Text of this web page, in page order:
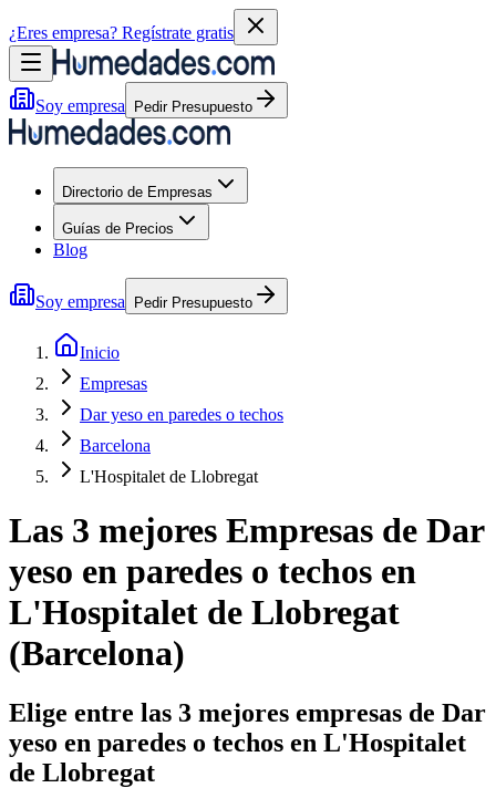
¿Eres empresa? Regístrate gratis
Soy empresa Pedir Presupuesto
Directorio de Empresas
Guías de Precios
Blog
Soy empresa Pedir Presupuesto
Inicio
Empresas
Dar yeso en paredes o techos
Barcelona
L'Hospitalet de Llobregat
Las 3 mejores Empresas de Dar
yeso en paredes o techos en
L'Hospitalet de Llobregat
(Barcelona)
Elige entre las 3 mejores empresas de Dar
yeso en paredes o techos en L'Hospitalet
de Llobregat